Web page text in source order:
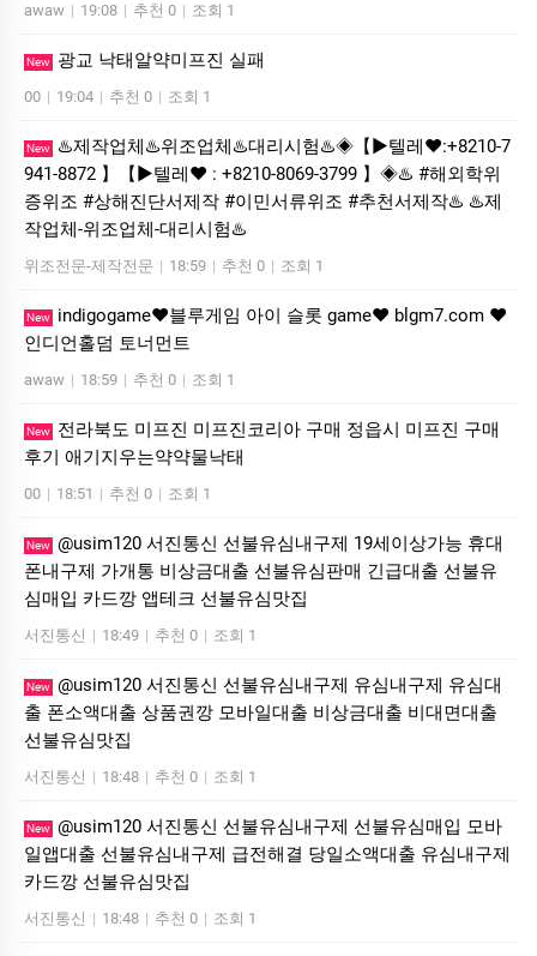
awaw | 19:08 | 추천 0 | 조회 1
New 광교 낙태알약미­프진 실패
00 | 19:04 | 추천 0 | 조회 1
New
♨️제작업체♨️위조업체♨️대리시험♨️◈【▶텔레♥:+8210-7
941-8872 】【▶텔레♥ : +8210-8069-3799 】◈♨️ #해외학위
증위조 #상해진단서제작 #이민서류위조 #추천서제작♨️ ♨️제
작업체-위조업체-대리시험♨️
위조전문-제작전문 | 18:59 | 추천 0 | 조회 1
New
indigogame❤️블루게임 아이 슬롯 game❤️ blgm7.com ❤️
인디언홀덤 토너먼트
awaw | 18:59 | 추천 0 | 조회 1
New
전라북도 미프진 미프진코리아 구매 정읍시 미프진 구매
후기 애기지우는약약물낙태
00 | 18:51 | 추천 0 | 조회 1
New @usim120 서진통신 선불유심내구제 19세이상가능 휴대
폰내구제 가개통 비상금대출 선불유심판매 긴급대출 선불유
심매입 카드깡 앱테크 선불유심맛집
서진통신 | 18:49 | 추천 0 | 조회 1
New @usim120 서진통신 선불유심내구제 유심내구제 유심대
출 폰소액대출 상품권깡 모바일대출 비상금대출 비대면대출
선불유심맛집
서진통신 | 18:48 | 추천 0 | 조회 1
New @usim120 서진통신 선불유심내구제 선불유심매입 모바
일앱대출 선불유심내구제 급전해결 당일소액대출 유심내구제
카드깡 선불유심맛집
서진통신 | 18:48 | 추천 0 | 조회 1